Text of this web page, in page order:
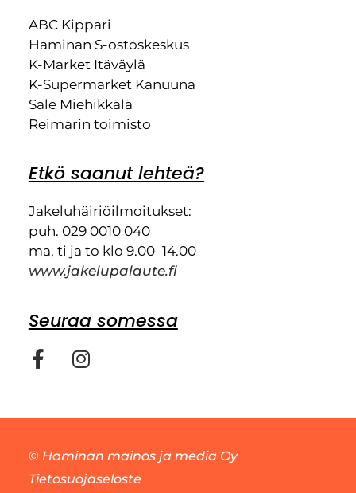
ABC Kippari
Haminan S-ostoskeskus
K-Market Itäväylä
K-Supermarket Kanuuna
Sale Miehikkälä
Reimarin toimisto
Etkö saanut lehteä?
Jakeluhäiriöilmoitukset:
puh. 029 0010 040
ma, ti ja to klo 9.00–14.00
www.jakelupalaute.fi
Seuraa somessa
© Haminan mainos ja media Oy
Tietosuojaseloste